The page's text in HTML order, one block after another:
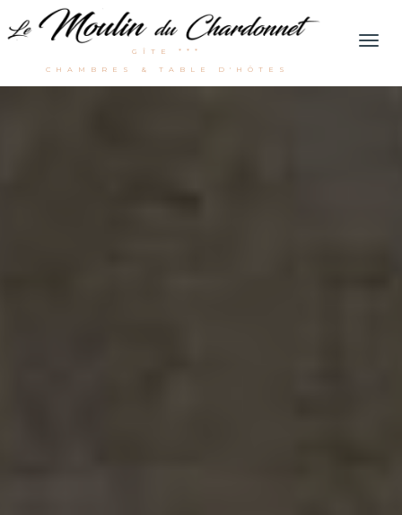
GÎTE ***
CHAMBRES & TABLE D'HÔTES